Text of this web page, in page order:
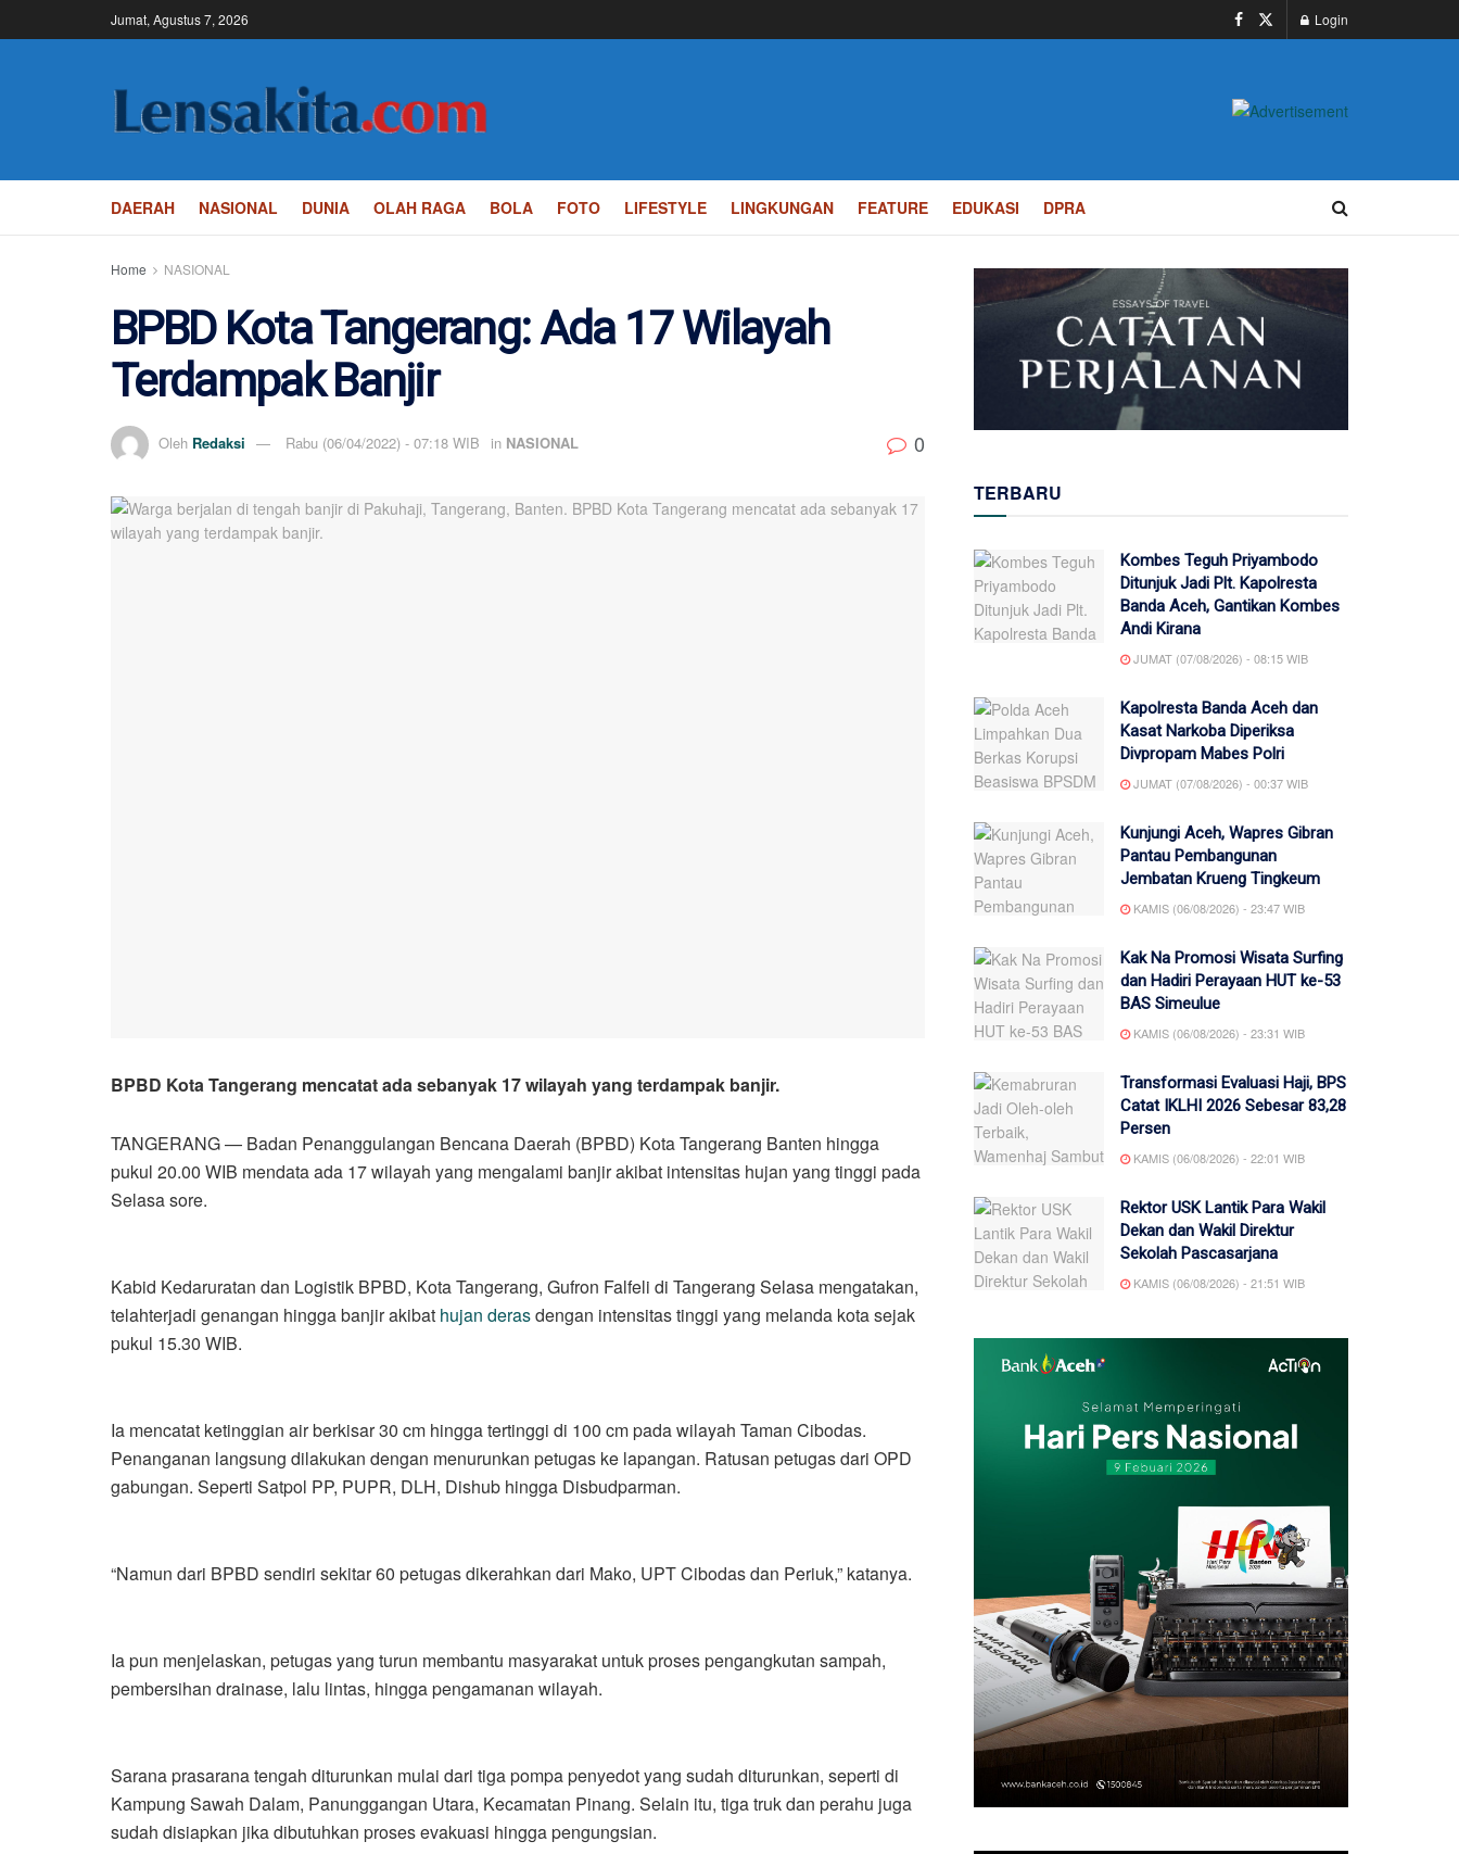
Jumat, Agustus 7, 2026 Login
DAERAH NASIONAL DUNIA OLAH RAGA BOLA FOTO LIFESTYLE LINGKUNGAN FEATURE EDUKASI DPRA
Home NASIONAL
BPBD Kota Tangerang: Ada 17 Wilayah
Terdampak Banjir
Oleh Redaksi Rabu (06/04/2022) - 07:18 WIB in NASIONAL 0
BPBD Kota Tangerang mencatat ada sebanyak 17 wilayah yang terdampak banjir.
TANGERANG — Badan Penanggulangan Bencana Daerah (BPBD) Kota Tangerang Banten hingga
pukul 20.00 WIB mendata ada 17 wilayah yang mengalami banjir akibat intensitas hujan yang tinggi pada
Selasa sore.
Kabid Kedaruratan dan Logistik BPBD, Kota Tangerang, Gufron Falfeli di Tangerang Selasa mengatakan,
telahterjadi genangan hingga banjir akibat hujan derasdengan intensitas tinggi yang melanda kota sejak
pukul 15.30 WIB.
Ia mencatat ketinggian air berkisar 30 cm hingga tertinggi di 100 cm pada wilayah Taman Cibodas.
Penanganan langsung dilakukan dengan menurunkan petugas ke lapangan. Ratusan petugas dari OPD
gabungan. Seperti Satpol PP, PUPR, DLH, Dishub hingga Disbudparman.
“Namun dari BPBD sendiri sekitar 60 petugas dikerahkan dari Mako, UPT Cibodas dan Periuk,” katanya.
Ia pun menjelaskan, petugas yang turun membantu masyarakat untuk proses pengangkutan sampah,
pembersihan drainase, lalu lintas, hingga pengamanan wilayah.
Sarana prasarana tengah diturunkan mulai dari tiga pompa penyedot yang sudah diturunkan, seperti di
Kampung Sawah Dalam, Panunggangan Utara, Kecamatan Pinang. Selain itu, tiga truk dan perahu juga
sudah disiapkan jika dibutuhkan proses evakuasi hingga pengungsian.
TERBARU
Kombes Teguh Priyambodo
Ditunjuk Jadi Plt. Kapolresta
Banda Aceh, Gantikan Kombes
Andi Kirana
JUMAT (07/08/2026) - 08:15 WIB
Kapolresta Banda Aceh dan
Kasat Narkoba Diperiksa
Divpropam Mabes Polri
JUMAT (07/08/2026) - 00:37 WIB
Kunjungi Aceh, Wapres Gibran
Pantau Pembangunan
Jembatan Krueng Tingkeum
KAMIS (06/08/2026) - 23:47 WIB
Kak Na Promosi Wisata Surfing
dan Hadiri Perayaan HUT ke-53
BAS Simeulue
KAMIS (06/08/2026) - 23:31 WIB
Transformasi Evaluasi Haji, BPS
Catat IKLHI 2026 Sebesar 83,28
Persen
KAMIS (06/08/2026) - 22:01 WIB
Rektor USK Lantik Para Wakil
Dekan dan Wakil Direktur
Sekolah Pascasarjana
KAMIS (06/08/2026) - 21:51 WIB